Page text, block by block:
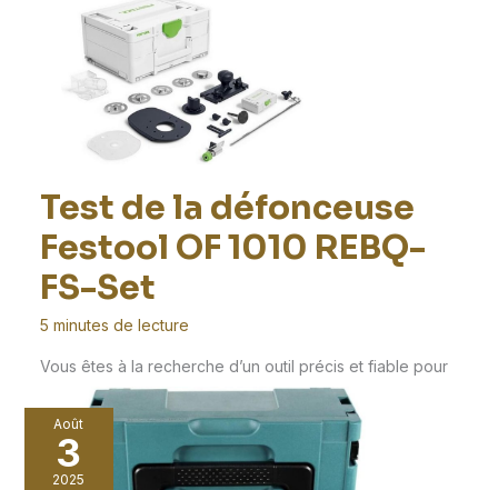
Test de la défonceuse
Festool OF 1010 REBQ-
FS-Set
5 minutes de lecture
Vous êtes à la recherche d’un outil précis et fiable pour
vos travaux de menuiserie ?
Août
3
2025